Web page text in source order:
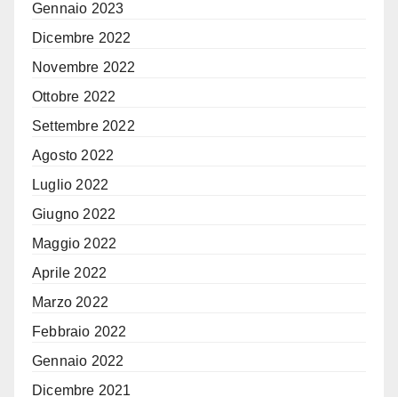
Gennaio 2023
Dicembre 2022
Novembre 2022
Ottobre 2022
Settembre 2022
Agosto 2022
Luglio 2022
Giugno 2022
Maggio 2022
Aprile 2022
Marzo 2022
Febbraio 2022
Gennaio 2022
Dicembre 2021